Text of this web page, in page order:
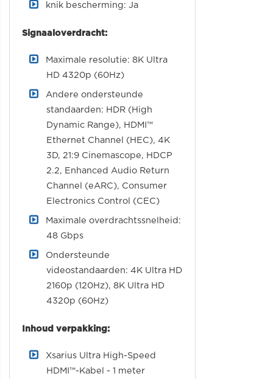
knik bescherming: Ja
Signaaloverdracht:
Maximale resolutie: 8K Ultra
HD 4320p (60Hz)
Andere ondersteunde
standaarden: HDR (High
Dynamic Range), HDMI™
Ethernet Channel (HEC), 4K
3D, 21:9 Cinemascope, HDCP
2.2, Enhanced Audio Return
Channel (eARC), Consumer
Electronics Control (CEC)
Maximale overdrachtssnelheid:
48 Gbps
Ondersteunde
videostandaarden: 4K Ultra HD
2160p (120Hz), 8K Ultra HD
4320p (60Hz)
Inhoud verpakking:
Xsarius Ultra High-Speed
HDMI™-Kabel - 1 meter